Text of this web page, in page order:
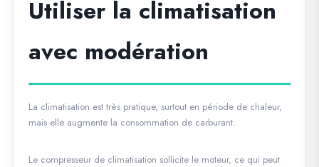
Utiliser la climatisation
avec modération
La climatisation est très pratique, surtout en période de chaleur,
mais elle augmente la consommation de carburant.
Le compresseur de climatisation sollicite le moteur, ce qui peut